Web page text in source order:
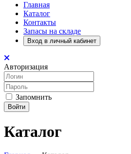
Главная
Каталог
Контакты
Запасы на складе
Вход в личный кабинет
Авторизация
Запомнить
Войти
Каталог